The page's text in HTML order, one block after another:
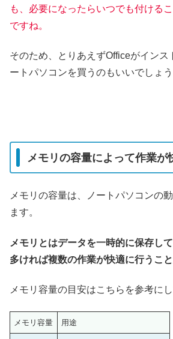
も、必要になったらいつでも付ける
ですね。
そのため、とりあえずOfficeがインス
ートパソコンを買うのもいいでしょう
メモリの容量によって作業が
メモリの容量は、ノートパソコンの
ます。
メモリとはデータを一時的に保存し
多ければ複数の作業が快適に行うこと
メモリ容量の目安はこちらを参考に
メモリ容量 用途